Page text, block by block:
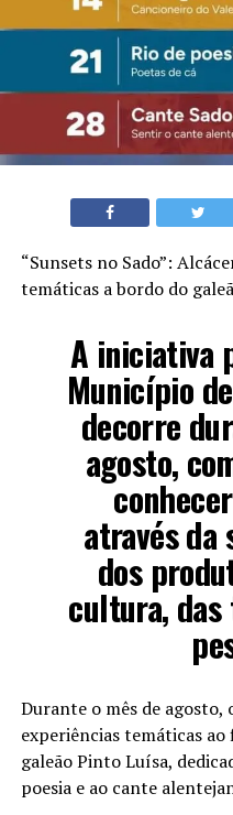
“Sunsets no Sado”:
temáticas a bordo do
A iniciativa
Município
decorre
agosto,
através da
dos
cultura, das
Durante o mês de agosto,
experiências temáticas
galeão Pinto Luísa,
poesia e ao cante